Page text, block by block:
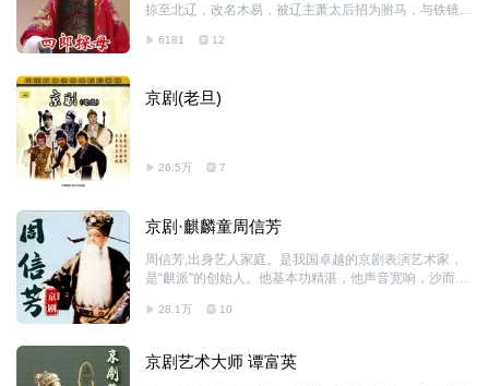
掠至北辽，改名木易，被辽主萧太后招为驸马，与铁镜公
奉宋王旨意挂帅北征，率大军来到雁门关下。杨四郎得知
公主为助丈夫，设法盗来过关令箭。杨四郎趁夜过关，却
6181 12
京剧(老旦)
26.5万 7
京剧·麒麟童周信芳
周信芳,出身艺人家庭。是我国卓越的京剧表演艺术家，
是“麒派”的创始人。他基本功精湛，他声音宽响，沙而不
浑厚特色。他的唱以苍凉遒劲为特色，朴而不直，顿挫有
高拨子、汉调等唱腔有独特的韵味。
28.1万 10
京剧艺术大师 谭富英